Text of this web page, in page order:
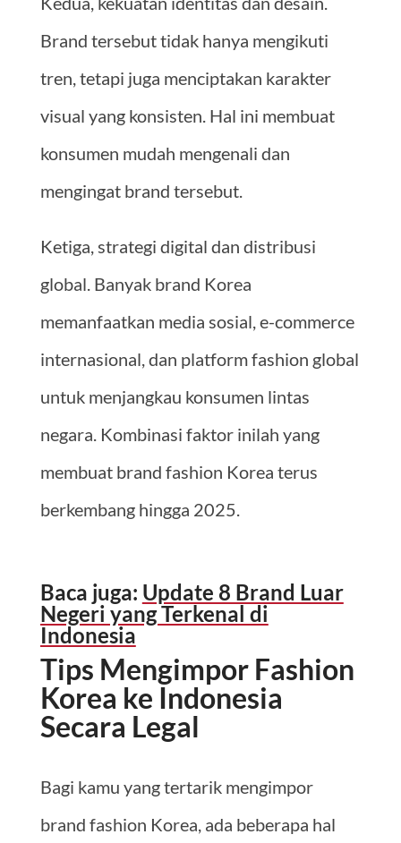
Brand tersebut tidak hanya mengikuti
tren, tetapi juga menciptakan karakter
visual yang konsisten. Hal ini membuat
konsumen mudah mengenali dan
mengingat brand tersebut.
Ketiga, strategi digital dan distribusi
global. Banyak brand Korea
memanfaatkan media sosial, e-commerce
internasional, dan platform fashion global
untuk menjangkau konsumen lintas
negara. Kombinasi faktor inilah yang
membuat brand fashion Korea terus
berkembang hingga 2025.
Baca juga: Update 8 Brand Luar
Negeri yang Terkenal di
Indonesia
Tips Mengimpor Fashion
Korea ke Indonesia
Secara Legal
Bagi kamu yang tertarik mengimpor
brand fashion Korea, ada beberapa hal